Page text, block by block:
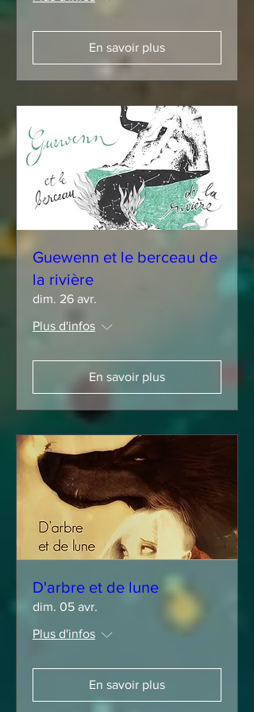
En savoir plus
Guewenn et le berceau de
la rivière
dim. 26 avr.
Plus d'infos
En savoir plus
D'arbre et de lune
dim. 05 avr.
Plus d'infos
En savoir plus